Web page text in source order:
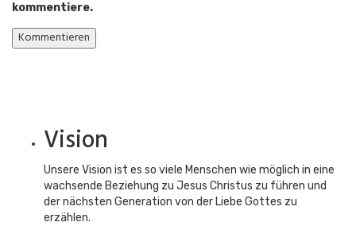
kommentiere.
Vision
Unsere Vision ist es so viele Menschen wie möglich in eine
wachsende Beziehung zu Jesus Christus zu führen und
der nächsten Generation von der Liebe Gottes zu
erzählen.